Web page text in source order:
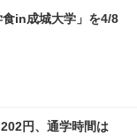
in成城大学」を4/8
円、通学時間は